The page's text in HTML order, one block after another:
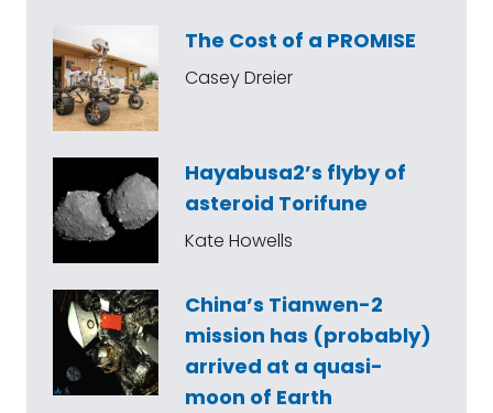
The Cost of a PROMISE
Casey Dreier
Hayabusa2’s flyby of
asteroid Torifune
Kate Howells
China’s Tianwen-2
mission has (probably)
arrived at a quasi-
moon of Earth